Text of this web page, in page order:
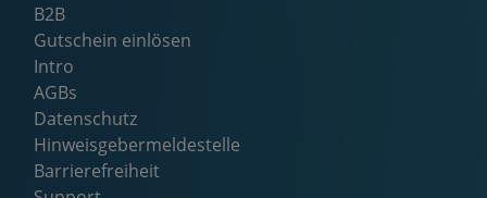
B2B
Gutschein einlösen
Intro
AGBs
Datenschutz
Hinweisgebermeldestelle
Barrierefreiheit